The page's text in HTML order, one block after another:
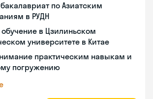
по Азиатским
в РУДН
в Цзилиньском
университете в Китае
практическим навыкам и
погружению